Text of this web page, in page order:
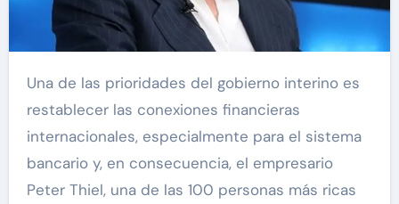
Una de las prioridades del gobierno interino es
restablecer las conexiones financieras
internacionales, especialmente para el sistema
bancario y, en consecuencia, el empresario
Peter Thiel, una de las 100 personas más ricas